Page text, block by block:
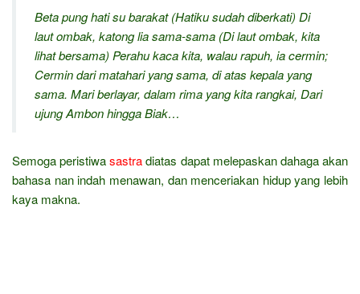
Beta pung hati su barakat(Hatiku sudah diberkati) Di
laut ombak, katong lia sama-sama (Di laut ombak, kita
lihat bersama) Perahu kaca kita, walau rapuh, ia cermin;
Cermin dari matahari yang sama, di atas kepala yang
sama. Mari berlayar, dalam rima yang kita rangkai, Dari
ujung Ambon hingga Biak…
Semoga peristiwasastradiatas dapat melepaskan dahaga akan
bahasa nan indah menawan, dan menceriakan hidup yang lebih
kaya makna.